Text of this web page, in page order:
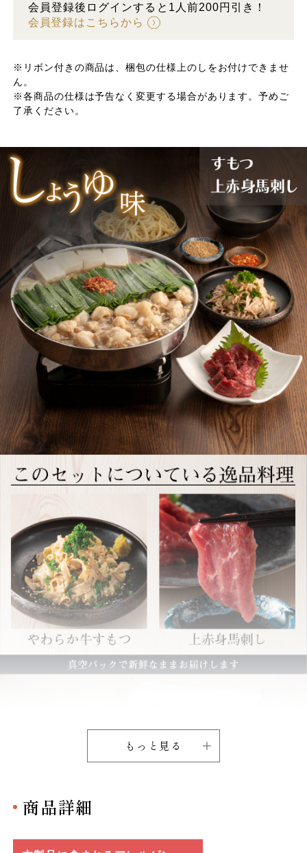
会員登録後ログインすると1人前200円引き！
会員登録はこちらから
※リボン付きの商品は、梱包の仕様上のしをお付けできませ
ん。
※各商品の仕様は予告なく変更する場合があります。予めご
了承ください。
もっと見る
商品詳細